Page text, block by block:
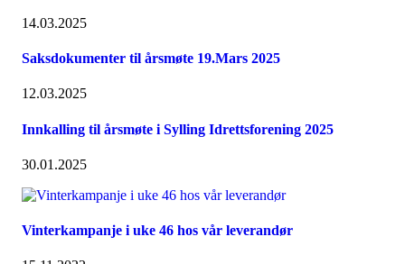
14.03.2025
Saksdokumenter til årsmøte 19.Mars 2025
12.03.2025
Innkalling til årsmøte i Sylling Idrettsforening 2025
30.01.2025
Vinterkampanje i uke 46 hos vår leverandør